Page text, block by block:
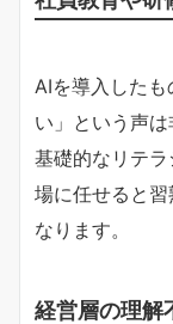
AIを導入した
い」という声は
基礎的なリテ
場に任せると
なります。
経営層の理解